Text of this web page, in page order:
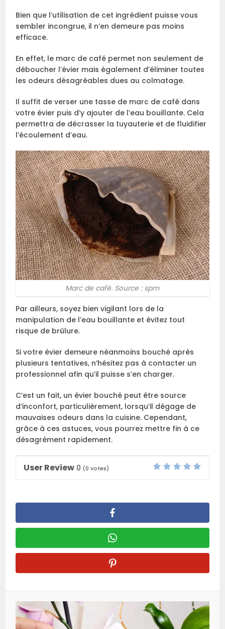
Bien que l’utilisation de cet ingrédient puisse vous
sembler incongrue, il n’en demeure pas moins
efficace.
En effet, le marc de café permet non seulement de
déboucher l’évier mais également d’éliminer toutes
les odeurs désagréables dues au colmatage.
Il suffit de verser une tasse de marc de café dans
votre évier puis d’y ajouter de l’eau bouillante. Cela
permettra de décrasser la tuyauterie et de fluidifier
l’écoulement d’eau.
Marc de café. Source : spm
Par ailleurs, soyez bien vigilant lors de la
manipulation de l’eau bouillante et évitez tout
risque de brûlure.
Si votre évier demeure néanmoins bouché après
plusieurs tentatives, n’hésitez pas à contacter un
professionnel afin qu’il puisse s’en charger.
C’est un fait, un évier bouché peut être source
d’inconfort, particulièrement, lorsqu’il dégage de
mauvaises odeurs dans la cuisine. Cependant,
grâce à ces astuces, vous pourrez mettre fin à ce
désagrément rapidement.
User Review 0 (0 votes)